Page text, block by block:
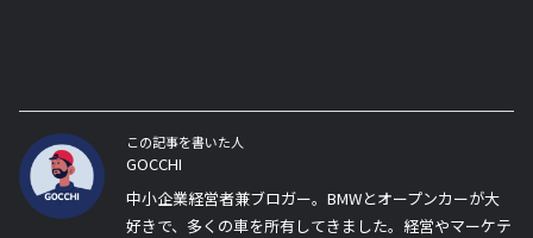
この記事を書いた人
GOCCHI
中小企業経営者兼ブロガー。BMWとオープンカーが大
好きで、多くの車を所有してきました。経営やマーケテ